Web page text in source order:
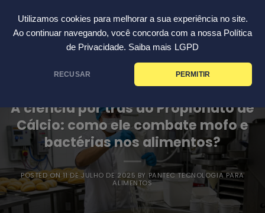
Utilizamos cookies para melhorar a sua experiência no site.
Ao continuar navegando, você concorda com a nossa Política
de Privacidade. Saiba mais LGPD
RECUSAR PERMITIR
content
A ciência por trás do Propionato de
Cálcio: como ele combate mofo e
bactérias nos alimentos?
POSTED ON11 DE JULHO DE 2025 BY PANTEC TECNOLOGIA PARA
ALIMENTOS